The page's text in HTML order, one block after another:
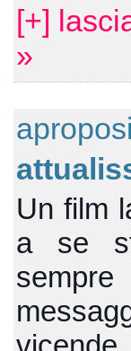
[+]
»
Un film
a se